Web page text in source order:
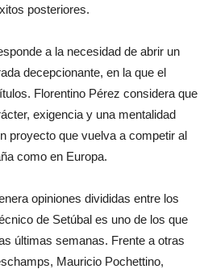
posteriores.
a la necesidad de abrir un
decepcionante, en la que el
Florentino Pérez considera que
exigencia y una mentalidad
proyecto que vuelva a competir al
como en Europa.
opiniones divididas entre los
de Setúbal es uno de los que
últimas semanas. Frente a otras
Mauricio Pochettino,